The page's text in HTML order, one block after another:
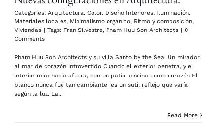
Categories: Arquitectura, Color, Diseño Interiores, Iluminación,
Materiales locales, Minimalismo orgánico, Ritmo y composición,
Viviendas | Tags: Fran Silvestre, Pham Huu Son Architects | 0
Comments
Pham Huu Son Architects y su villa Santo by the Sea. Un mirador
al mar de corazón introvertido Cuando el exterior penetra, y el
interior mira hacia afuera, con un patio-piscina como corazón El
blanco nunca fue tan cambiante: es un sutil reflejo que varía
según la luz. La...
Read More